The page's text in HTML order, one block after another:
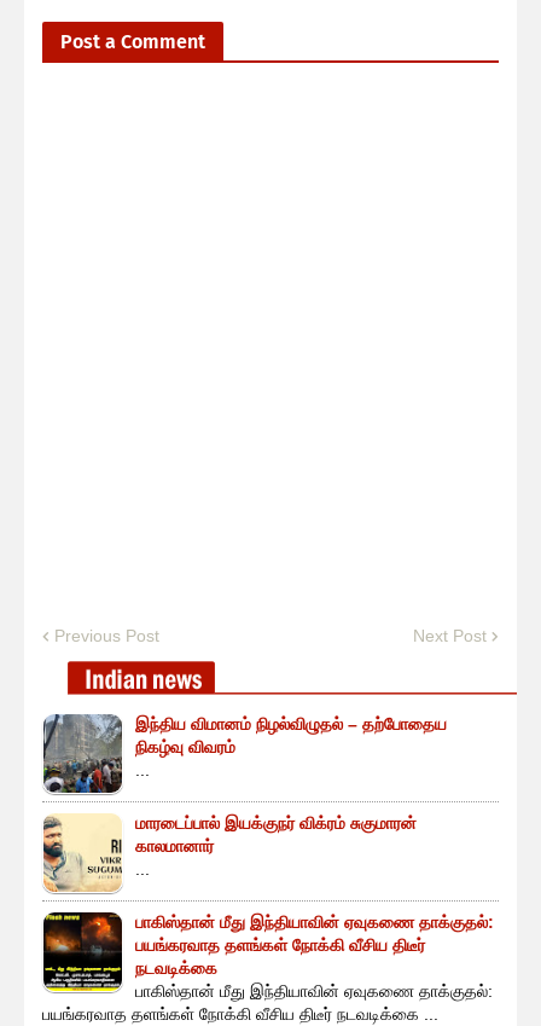
Post a Comment
Previous Post Next Post
இந்திய விமானம் நிழல்விழுதல் – தற்போதைய
நிகழ்வு விவரம்
...
மாரடைப்பால் இயக்குநர் விக்ரம் சுகுமாரன்
காலமானார்
...
பாகிஸ்தான் மீது இந்தியாவின் ஏவுகணை தாக்குதல்:
பயங்கரவாத தளங்கள் நோக்கி வீசிய திடீர்
நடவடிக்கை
பாகிஸ்தான் மீது இந்தியாவின் ஏவுகணை தாக்குதல்:
பயங்கரவாத தளங்கள் நோக்கி வீசிய திடீர் நடவடிக்கை ...